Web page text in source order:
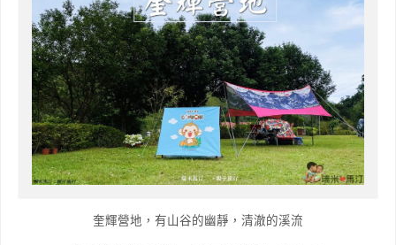
奎輝營地，有山谷的幽靜，清澈的溪流